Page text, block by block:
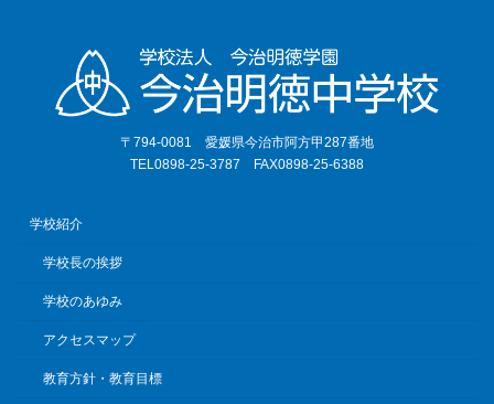
〒794-0081 愛媛県今治市阿方甲287番地
TEL0898-25-3787 FAX0898-25-6388
学校紹介
学校長の挨拶
学校のあゆみ
アクセスマップ
教育方針・教育目標